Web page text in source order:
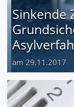
Sinkende
am 29.11.2017